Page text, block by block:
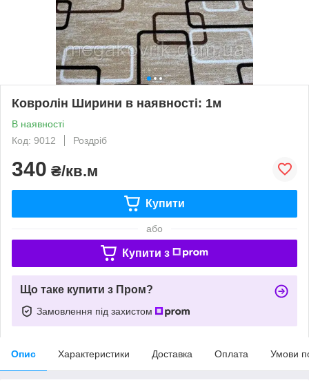
Ковролін Ширини в наявності: 1м
В наявності
Код: 9012
Роздріб
340 ₴/кв.м
Купити
або
Купити з
Що таке купити з Пром?
Замовлення під захистом
Опис Характеристики Доставка Оплата Умови